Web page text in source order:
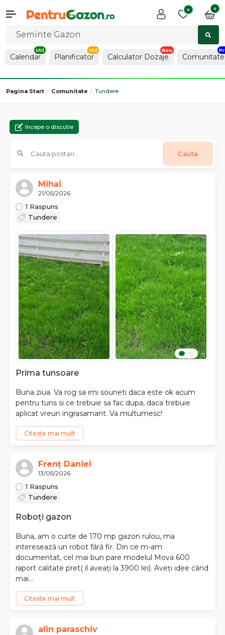
0 0
Calendar Planificator Calculator Dozaje Comunitate
Pagina Start Comunitate Tundere
Cauta
Incepe o discutie
Mihai
21/05/2026
1 Raspuns
Tundere
Prima tunsoare
Buna ziua. Va rog sa imi souneti daca este ok acum
pentru tuns si ce trebuie sa fac dupa, daca trebuie
aplicat vreun ingrasamant. Va multumesc!
Citeste mai mult
Frenț Daniel
13/05/2026
1 Raspuns
Tundere
Roboți gazon
Buna, am o curte de 170 mp gazon rulou, ma
interesează un robot fără fir. Din ce m-am
documentat, cel mai bun pare modelul Mova 600
raport calitate pret( il aveați la 3900 lei). Aveți idee când
mai...
Citeste mai mult
alin paraschiv